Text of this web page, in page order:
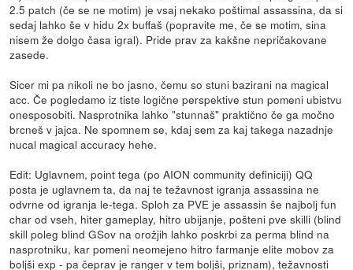
2.5 patch (če se ne motim) je vsaj nekako poštimal assassina, da si
sedaj lahko še v hidu 2x buffaš (popravite me, če se motim, sina
nisem že dolgo časa igral). Pride prav za kakšne nepričakovane
zasede.
Sicer mi pa nikoli ne bo jasno, čemu so stuni bazirani na magical
acc. Če pogledamo iz tiste logične perspektive stun pomeni ubistvu
onesposobiti. Nasprotnika lahko "stunnaš" praktično če ga močno
brcneš v jajca. Ne spomnem se, kdaj sem za kaj takega nazadnje
nucal magical accuracy hehe.
Edit: Uglavnem, point tega (po AION community definiciji) QQ
posta je uglavnem ta, da naj te težavnost igranja assassina ne
odvrne od igranja le-tega. Sploh za PVE je assassin še najbolj fun
char od vseh, hiter gameplay, hitro ubijanje, pošteni pve skilli (blind
skill poleg blind GSov na orožjih lahko poskrbi za perma blind na
nasprotniku, kar pomeni neomejeno hitro farmanje elite mobov za
boljši exp - pa čeprav je ranger v tem boljši, priznam), težavnosti